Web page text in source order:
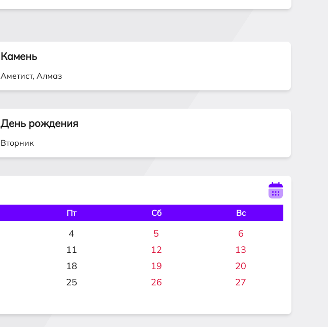
Камень
Аметист, Алмаз
День рождения
Вторник
Пт Сб Вс
4 5
6
11 12
13
18 19
20
25 26
27